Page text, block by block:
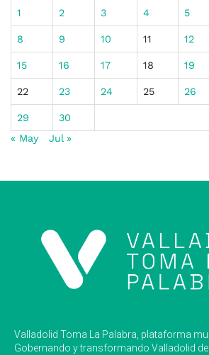
1 2 3 4 5
8 9 10 11 12
15 16 17 18 19
22 23 24 25 26
29
30
« May
Jul »
Valladolid Toma La Palabra, plataforma
Gobernando y transformando Valladolid